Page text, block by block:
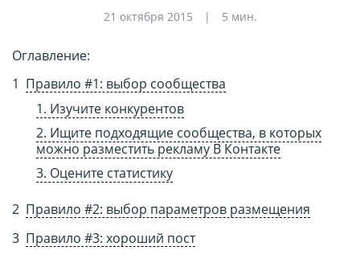
21 октября 2015 5 мин.
Оглавление:
Правило #1: выбор сообщества
1. Изучите конкурентов
2. Ищите подходящие сообщества, в которых
можно разместить рекламу В Контакте
3. Оцените статистику
Правило #2: выбор параметров размещения
Правило #3: хороший пост